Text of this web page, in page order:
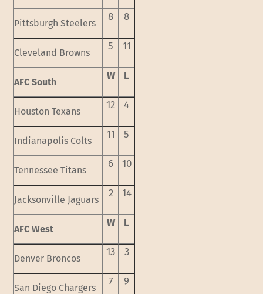
Pittsburgh Steelers
8 8
Cleveland Browns
5 11
AFC South
W L
Houston Texans
12 4
Indianapolis Colts
11 5
Tennessee Titans
6 10
Jacksonville Jaguars
2 14
AFC West
W L
Denver Broncos
13 3
San Diego Chargers
7 9